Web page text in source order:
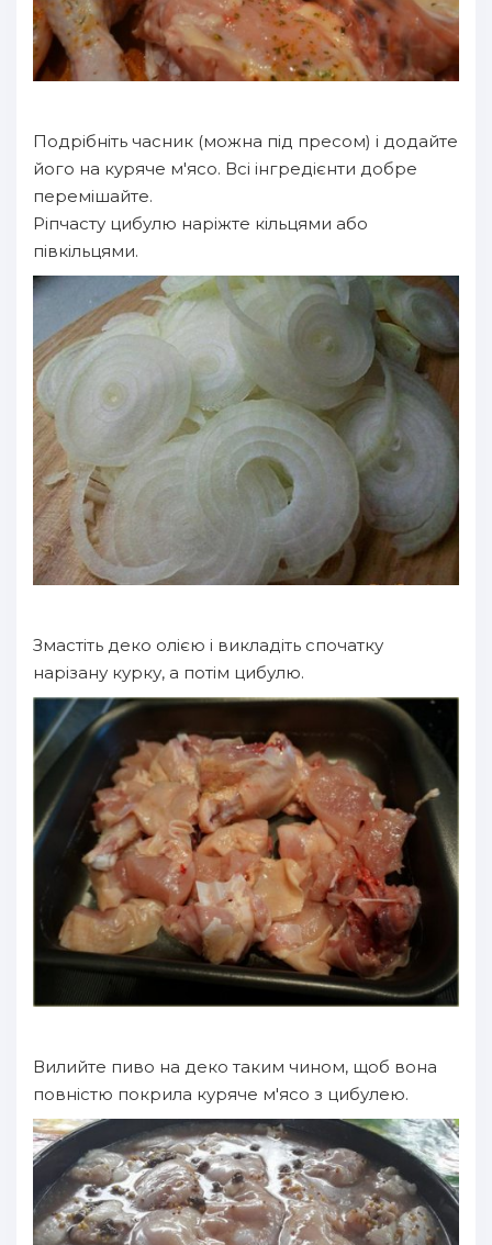
Подрібніть часник (можна під пресом) і додайте
його на куряче м'ясо. Всі інгредієнти добре
перемішайте.
Ріпчасту цибулю наріжте кільцями або
півкільцями.
Змастіть деко олією і викладіть спочатку
нарізану курку, а потім цибулю.
Вилийте пиво на деко таким чином, щоб вона
повністю покрила куряче м'ясо з цибулею.